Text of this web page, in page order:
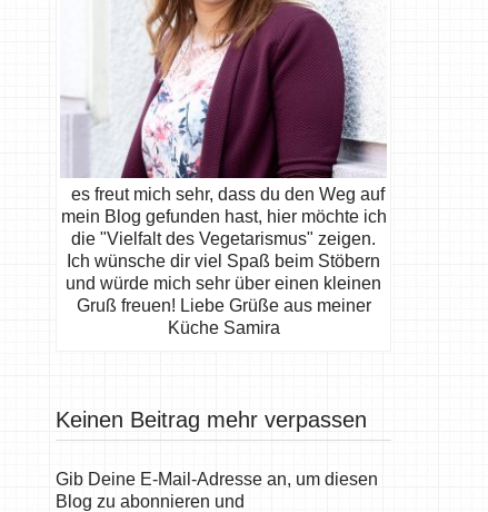
es freut mich sehr, dass du den Weg auf
mein Blog gefunden hast, hier möchte ich
die "Vielfalt des Vegetarismus" zeigen.
Ich wünsche dir viel Spaß beim Stöbern
und würde mich sehr über einen kleinen
Gruß freuen! Liebe Grüße aus meiner
Küche Samira
Keinen Beitrag mehr verpassen
Gib Deine E-Mail-Adresse an, um diesen
Blog zu abonnieren und